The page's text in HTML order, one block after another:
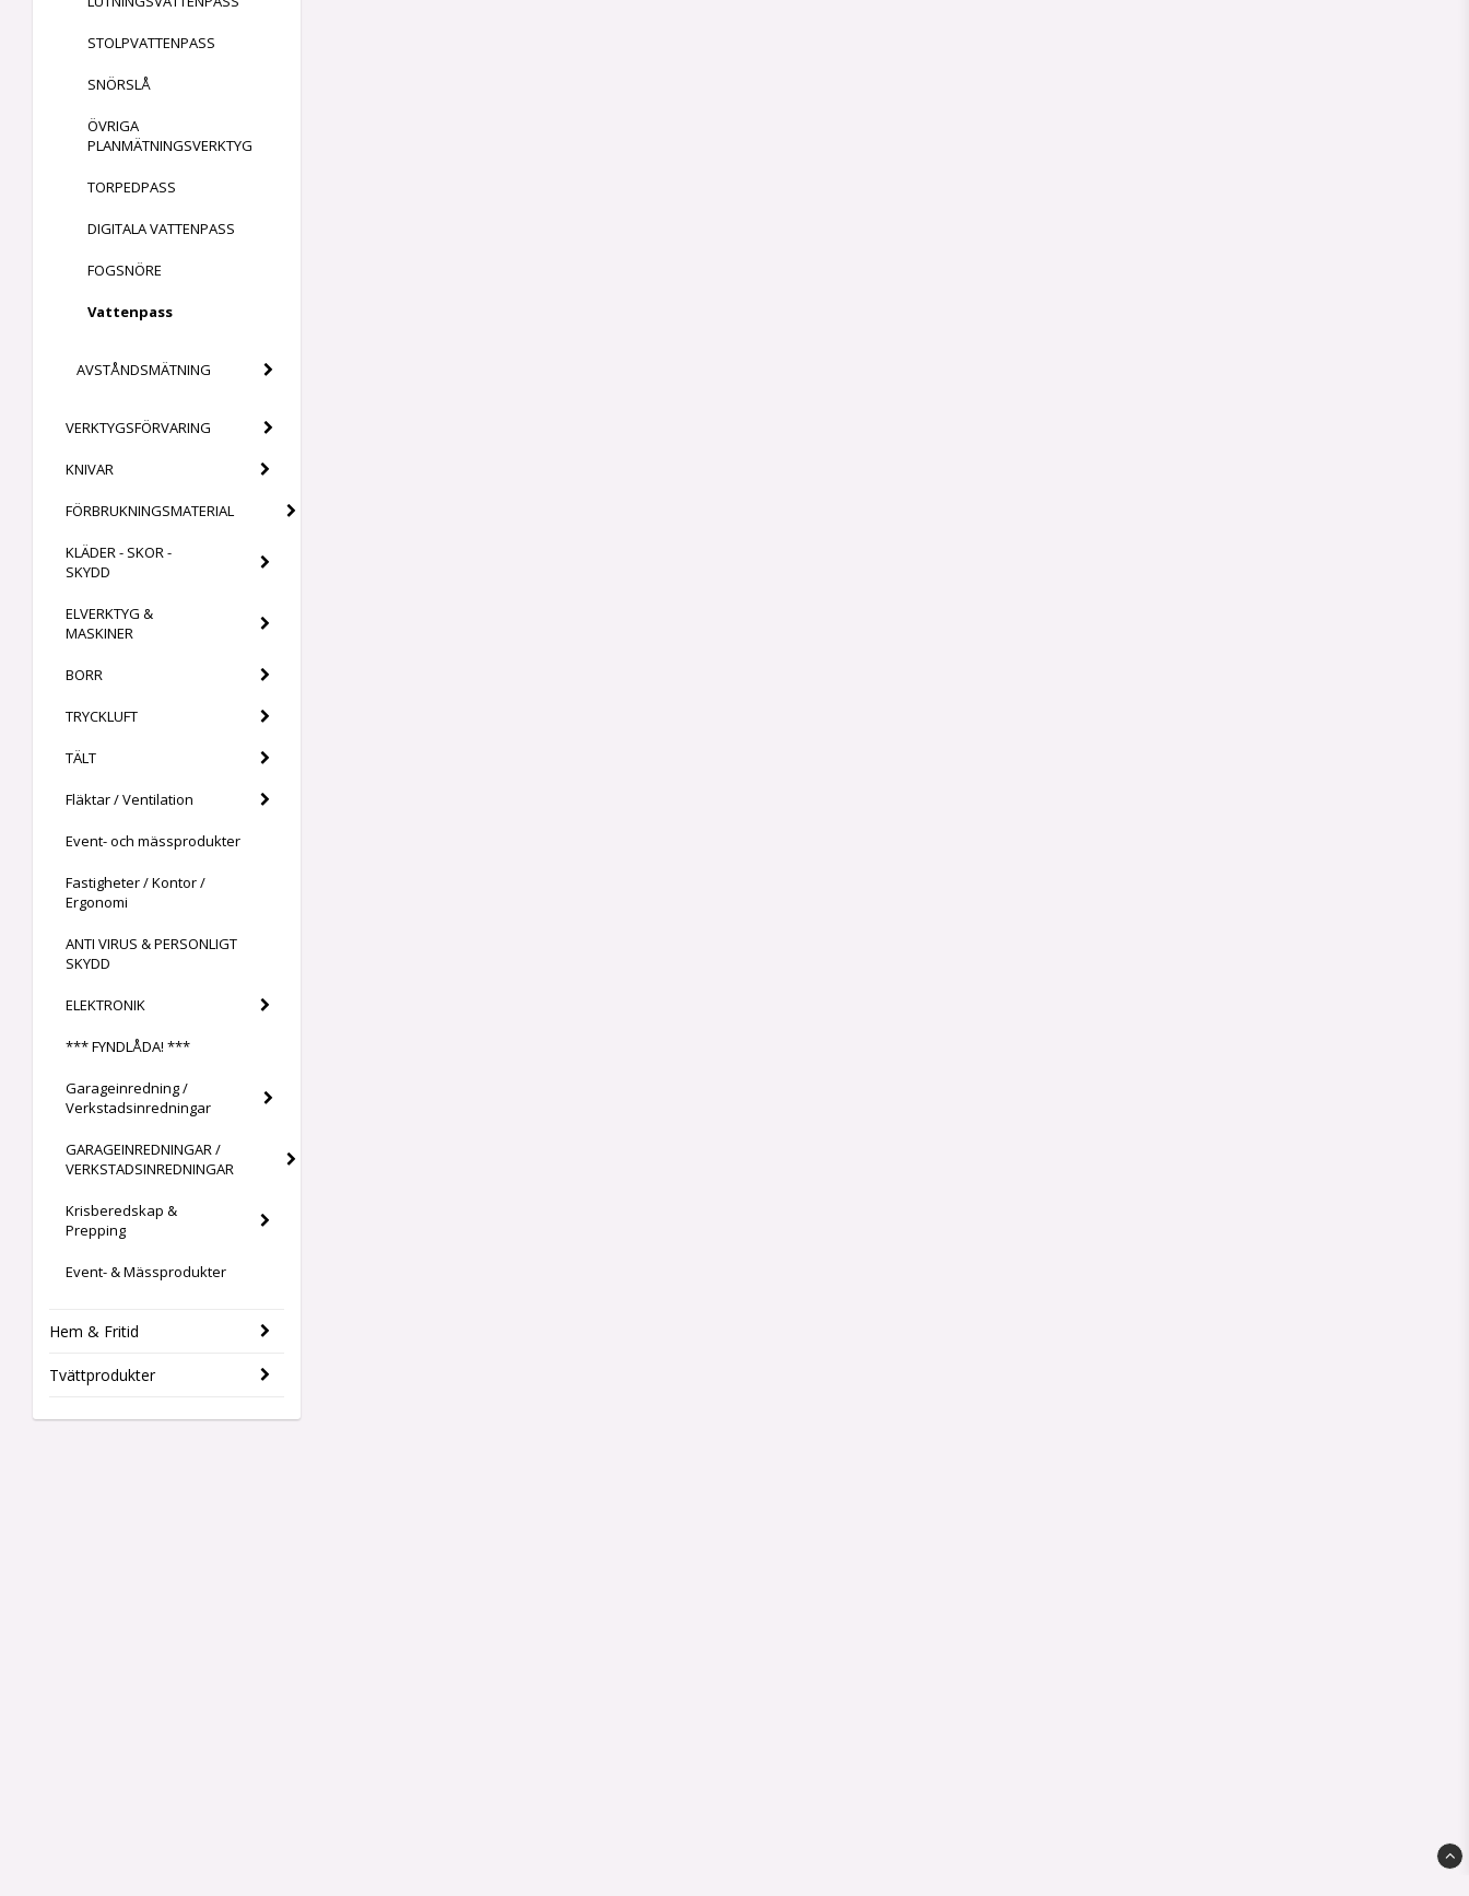
STOLPVATTENPASS
SNÖRSLÅ
ÖVRIGA
PLANMÄTNINGSVERKTYG
TORPEDPASS
DIGITALA VATTENPASS
FOGSNÖRE
Vattenpass
AVSTÅNDSMÄTNING
VERKTYGSFÖRVARING
KNIVAR
FÖRBRUKNINGSMATERIAL
KLÄDER - SKOR -
SKYDD
ELVERKTYG &
MASKINER
BORR
TRYCKLUFT
TÄLT
Fläktar / Ventilation
Event- och mässprodukter
Fastigheter / Kontor /
Ergonomi
ANTI VIRUS & PERSONLIGT
SKYDD
ELEKTRONIK
*** FYNDLÅDA! ***
Garageinredning /
Verkstadsinredningar
GARAGEINREDNINGAR /
VERKSTADSINREDNINGAR
Krisberedskap &
Prepping
Event- & Mässprodukter
Hem & Fritid
Tvättprodukter